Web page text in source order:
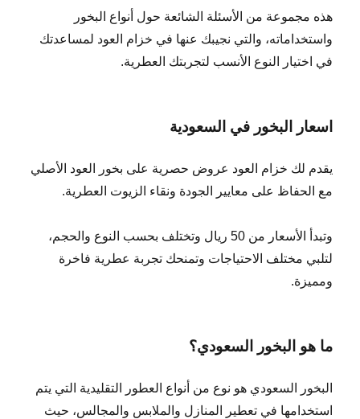
هذه مجموعة من الأسئلة الشائعة حول أنواع البخور
واستخداماته، والتي نجيبك عنها في خزام العود لمساعدتك
في اختيار النوع الأنسب لتجربتك العطرية.
اسعار البخور في السعودية
يقدم لك خزام العود عروض حصرية على بخور العود الأصلي
مع الحفاظ على معايير الجودة ونقاء الزيوت العطرية.
وتبدأ الأسعار من 50 ريال وتختلف بحسب النوع والحجم،
لتلبي مختلف الاحتياجات وتمنحك تجربة عطرية فاخرة
ومميزة.
ما هو البخور السعودي؟
البخور السعودي هو نوع من أنواع العطور التقليدية التي يتم
استخدامها في تعطير المنازل والملابس والمجالس، حيث